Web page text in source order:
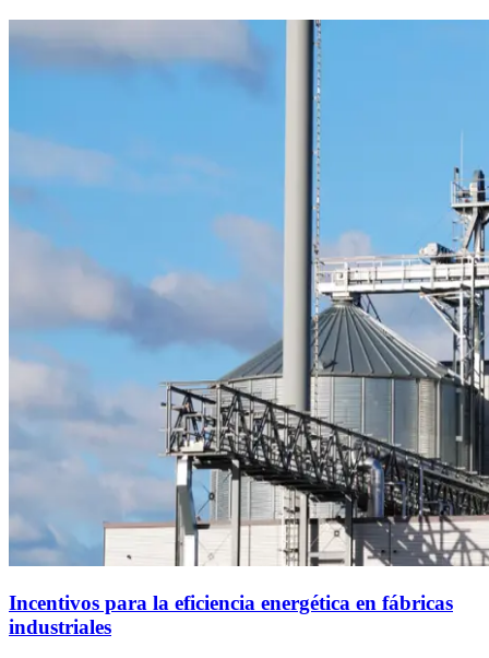
Incentivos para la eficiencia energética en fábricas
industriales